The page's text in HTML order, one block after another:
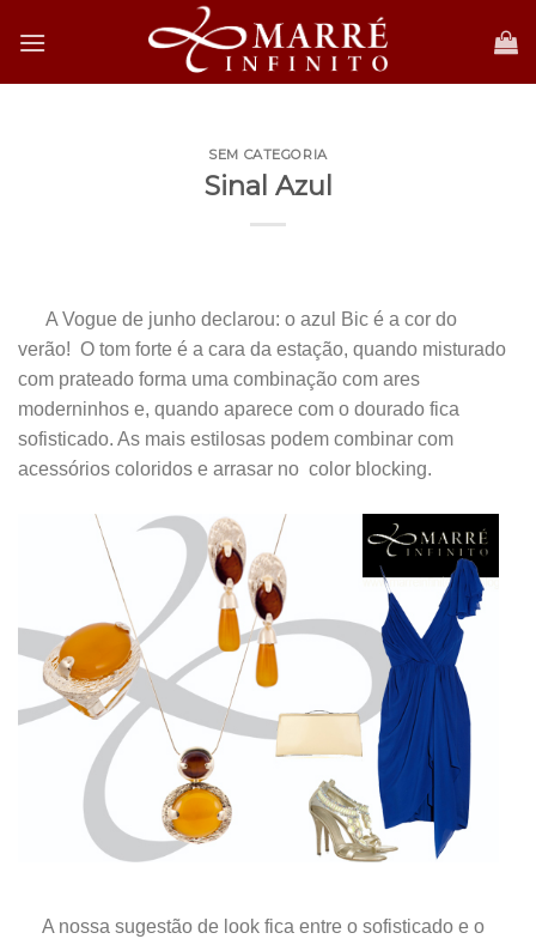
SEM CATEGORIA
Sinal Azul
A Vogue de junho declarou: o azul Bic é a cor do
verão! O tom forte é a cara da estação, quando misturado
com prateado forma uma combinação com ares
moderninhos e, quando aparece com o dourado fica
sofisticado. As mais estilosas podem combinar com
acessórios coloridos e arrasar no color blocking.
A nossa sugestão de look fica entre o sofisticado e o